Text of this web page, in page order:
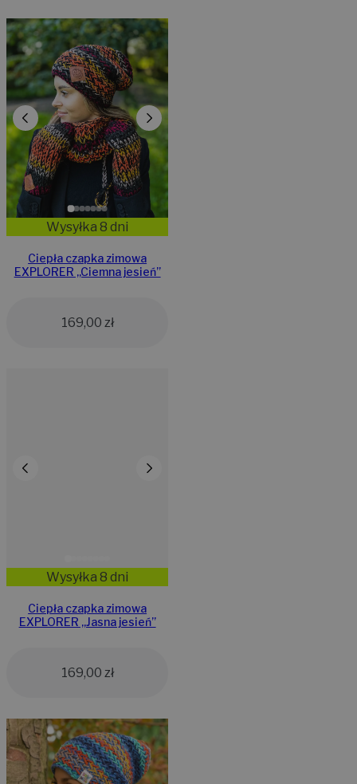
Wysyłka 8 dni
Ciepła czapka zimowa
EXPLORER ,,Ciemna jesień”
169,00 zł
Wysyłka 8 dni
Ciepła czapka zimowa
EXPLORER ,,Jasna jesień”
169,00 zł